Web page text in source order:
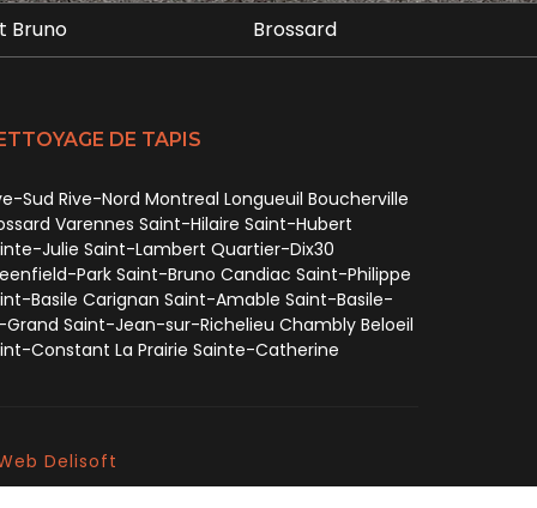
La Prairie
DE TAPIS
Sud Rive-Nord Montreal Longueuil Boucherville
Varennes Saint-Hilaire Saint-Hubert
Julie Saint-Lambert Quartier-Dix30
Park Saint-Bruno Candiac Saint-Philippe
Basile Carignan Saint-Amable Saint-Basile-
Grand Saint-Jean-sur-Richelieu Chambly Beloeil
Constant La Prairie Sainte-Catherine
Delisoft